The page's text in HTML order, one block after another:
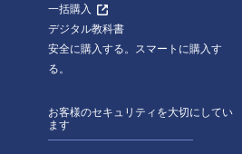
一括購入
デジタル教科書
安全に購入する。スマートに購入す
る。
お客様のセキュリティを大切にしてい
ます